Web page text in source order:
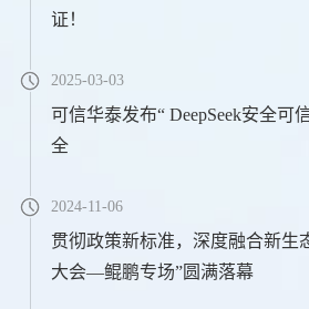
证！
2025-03-03
可信华泰发布“ DeepSeek安全可
全
2024-11-06
贯彻政策新标准，深度融合新生
大会—鲲鹏专场”圆满落幕